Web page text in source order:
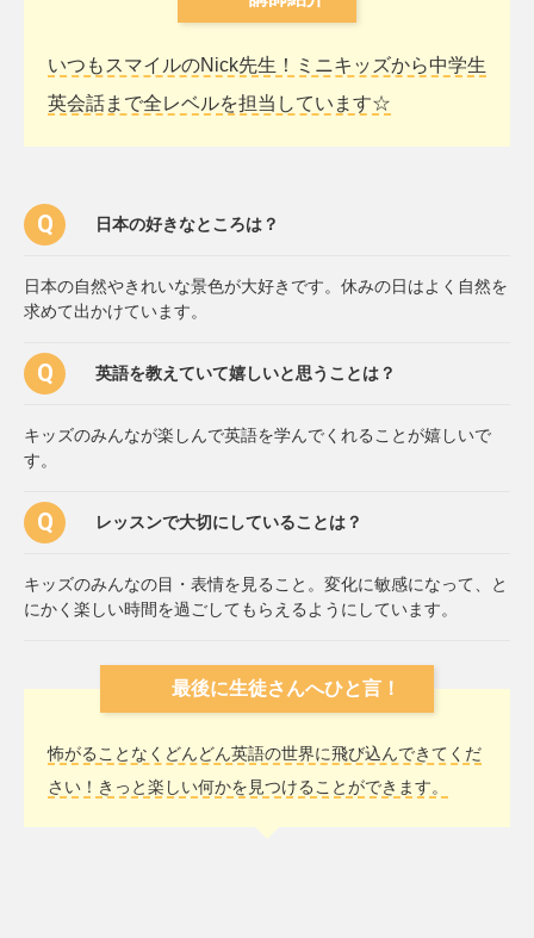
いつもスマイルのNick先生！ミニキッズから中学生
英会話まで全レベルを担当しています☆
日本の好きなところは？
日本の自然やきれいな景色が大好きです。休みの日はよく自然を
求めて出かけています。
英語を教えていて嬉しいと思うことは？
キッズのみんなが楽しんで英語を学んでくれることが嬉しいで
す。
レッスンで大切にしていることは？
キッズのみんなの目・表情を見ること。変化に敏感になって、と
にかく楽しい時間を過ごしてもらえるようにしています。
最後に生徒さんへひと言！
怖がることなくどんどん英語の世界に飛び込んできてくだ
さい！きっと楽しい何かを見つけることができます。